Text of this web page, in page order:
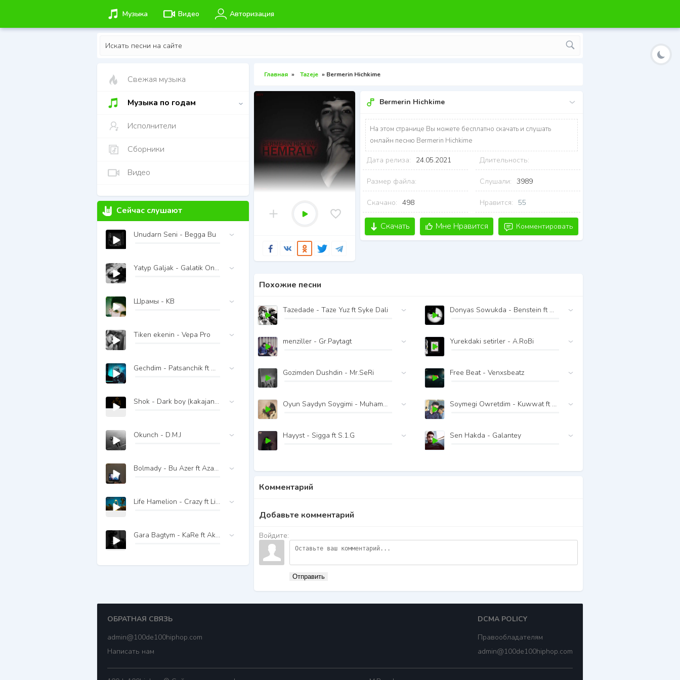
Музыка Видео Авторизация
Главная » Tazeje » Bermerin Hichkime
Bermerin Hichkime
На этом странице Вы можете бесплатно скачать и слушать
онлайн песню Bermerin Hichkime
Дата релиза: 24.05.2021 Длительность:
Размер файла: Слушали: 3989
Скачано: 498 Нравится: 55
Скачать Мне Нравится Комментировать
Похожие песни
Tazedade - Taze Yuz ft Syke Dali Donyas Sowukda - Benstein ft Owez Mergen
menziller - Gr.Paytagt Yurekdaki setirler - A.RoBi
Gozimden Dushdin - Mr.SeRi Free Beat - Venxsbeatz
Oyun Saydyn Soygimi - Muhammet.B ft CrazY StaR Soymegi Owretdim - Kuwwat ft Han Boorda
Hayyst - Sigga ft S.1.G Sen Hakda - Galantey
Комментарий
Добавьте комментарий
Войдите:
Отправить
Свежая музыка
Музыка по годам
Исполнители
Сборники
Видео
Сейчас слушают
Unudarn Seni - Begga Bu
Yatyp Galjak - Galatik One ft Jasmine ft CrazyMan
Шрамы - KB
Tiken ekenin - Vepa Pro
Gechdim - Patsanchik ft Merdan.J
Shok - Dark boy (kakajan) ft Mad Man
Okunch - D.M.J
Bolmady - Bu Azer ft Azat Ilamanow
Life Hamelion - Crazy ft LionKing
Gara Bagtym - KaRe ft Aksi Muslim
ОБРАТНАЯ СВЯЗЬ
admin@100de100hiphop.com
Написать нам
DCMA POLICY
Правообладателям
admin@100de100hiphop.com